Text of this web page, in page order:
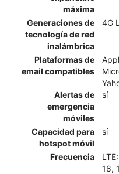
máxima
Generaciones de
tecnología de red
inalámbrica
4G
Plataformas de
email compatibles
Alertas de
emergencia
móviles
sí
Capacidad para
hotspot móvil
sí
Frecuencia
18,